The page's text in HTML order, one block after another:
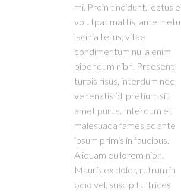
mi. Proin tincidunt, lectus
volutpat mattis, ante
lacinia tellus, vitae
condimentum nulla enim
bibendum nibh. Praesent
turpis risus, interdum nec
venenatis id, pretium sit
amet purus. Interdum et
malesuada fames ac ante
ipsum primis in faucibus.
Aliquam eu lorem nibh.
Mauris ex dolor, rutrum in
odio vel, suscipit ultrices